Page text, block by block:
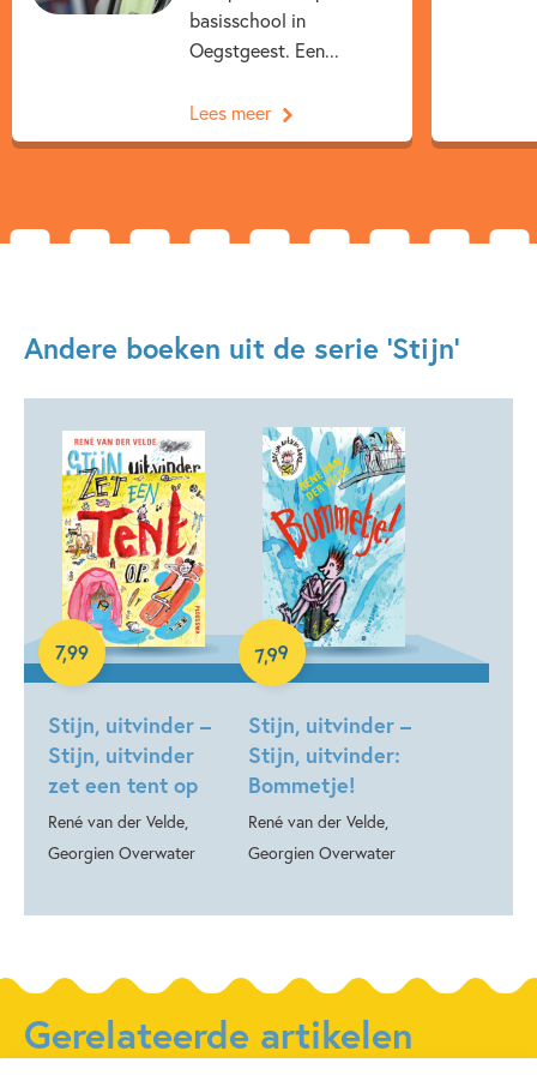
basisschool in
Oegstgeest. Een...
Lees meer
Andere boeken uit de serie 'Stijn'
Stijn, uitvinder –
Stijn, uitvinder
zet een tent op
René van der Velde,
Georgien Overwater
7,99
E-book
Stijn, uitvinder –
Stijn, uitvinder:
Bommetje!
René van der Velde,
Georgien Overwater
7,99
E-book
Gerelateerde artikelen